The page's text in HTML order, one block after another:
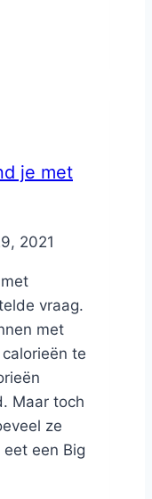
je met
2021
vraag.
met
te
Maar toch
ze
een Big